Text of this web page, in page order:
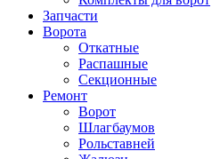
Запчасти
Ворота
Откатные
Распашные
Секционные
Ремонт
Ворот
Шлагбаумов
Рольставней